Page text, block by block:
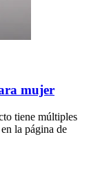
mujer
tiene múltiples
la página de